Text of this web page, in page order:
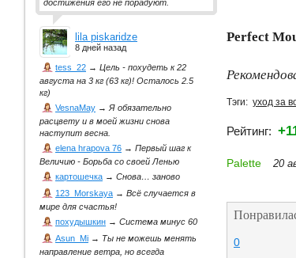
Perfect
Тэги: уход за
Рейтинг:
Palette 20
0
достижения его не порадуют.
lila piskaridze
8 дней назад
tess_22 → Цель - похудеть к 22
августа на 3 кг (63 кг)! Осталось 2.5
кг)
VesnaMay →Я обязательно
расцвету и в моей жизни снова
наступит весна.
elena hrapova 76 → Первый шаг к
Величию - Борьба со своей Ленью
картошечка → Снова… заново
123_Morskaya → Всё случается в
мире для счастья!
похудышкин → Система минус 60
Asun_Mi → Ты не можешь менять
направление ветра, но всегда